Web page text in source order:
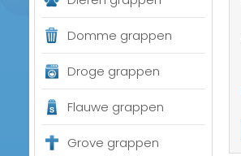
Domme grappen
Droge grappen
Flauwe grappen
Grove grappen